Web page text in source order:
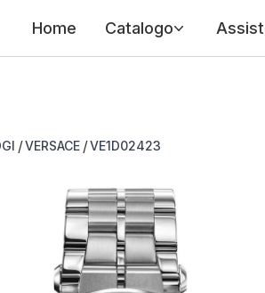
Home Catalogo
/VERSACE /VE1D02423